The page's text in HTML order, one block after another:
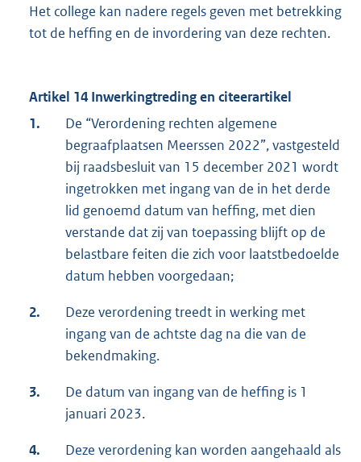
Het college kan nadere regels geven met betrekking
tot de heffing en de invordering van deze rechten.
Artikel 14 Inwerkingtreding en citeerartikel
1.
De “Verordening rechten algemene
begraafplaatsen Meerssen 2022”, vastgesteld
bij raadsbesluit van 15 december 2021 wordt
ingetrokken met ingang van de in het derde
lid genoemd datum van heffing, met dien
verstande dat zij van toepassing blijft op de
belastbare feiten die zich voor laatstbedoelde
datum hebben voorgedaan;
2.
Deze verordening treedt in werking met
ingang van de achtste dag na die van de
bekendmaking.
3.
De datum van ingang van de heffing is 1
januari 2023.
4.
Deze verordening kan worden aangehaald als